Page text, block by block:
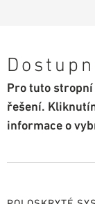
Pro tuto
řešení.
informace o